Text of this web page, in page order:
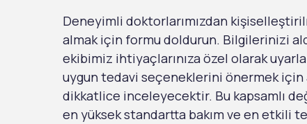
Deneyimli doktorlarımızdan
almak için formu doldurun. Bilgilerinizi
ekibimiz ihtiyaçlarınıza özel olarak
uygun tedavi seçeneklerini önermek için
dikkatlice inceleyecektir. Bu kapsamlı
en yüksek standartta bakım ve en etkili